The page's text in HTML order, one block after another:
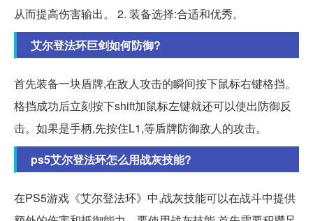
从而提高伤害输出。 2. 装备选择:合适和优秀。
艾尔登法环巨剑如何防御?
首先装备一块盾牌,在敌人攻击的瞬间按下鼠标右键格挡。
格挡成功后立刻按下shift加鼠标左键就还可以使出防御反
击。如果是手柄,先按住L1,等盾牌防御敌人的攻击。
ps5艾尔登法环怎么用战灰技能?
在PS5游戏《艾尔登法环》中,战灰技能可以在战斗中提供